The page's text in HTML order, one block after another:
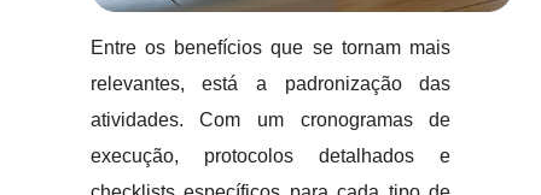
Entre os benefícios que se tornam mais
relevantes, está a padronização das
atividades. Com um cronogramas de
execução, protocolos detalhados e